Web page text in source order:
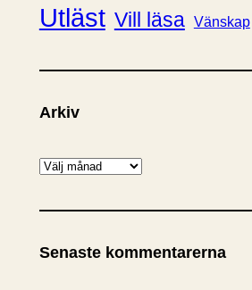
Utläst Vill läsa Vänskap
Arkiv
A
k
v
Senaste kommentarerna